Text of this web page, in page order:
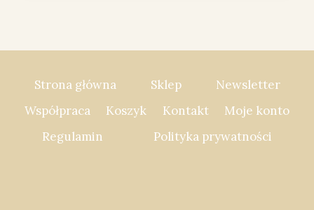
Strona główna Sklep
Newsletter
Współpraca
Koszyk Kontakt
Moje konto
Regulamin
Polityka prywatności